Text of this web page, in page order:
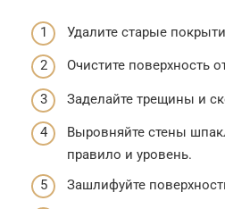
Удалите старые
Очистите поверхность
Заделайте трещины и
Выровняйте стены
правило и уровень.
Зашлифуйте